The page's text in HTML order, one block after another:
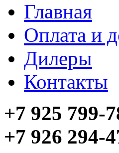
Главная
Оплата и
Дилеры
Контакты
+7 925 799-
+7 926 294-